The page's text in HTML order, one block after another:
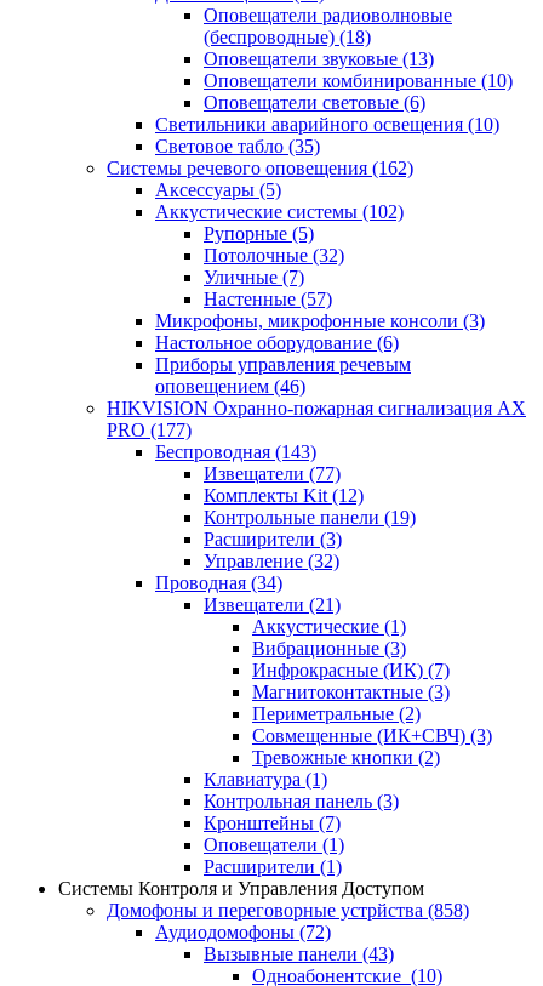
Оповещатели радиоволновые
(беспроводные) (18)
Оповещатели звуковые (13)
Оповещатели комбинированные (10)
Оповещатели световые (6)
Светильники аварийного освещения (10)
Световое табло (35)
Системы речевого оповещения (162)
Аксессуары (5)
Аккустические системы (102)
Рупорные (5)
Потолочные (32)
Уличные (7)
Настенные (57)
Микрофоны, микрофонные консоли (3)
Настольное оборудование (6)
Приборы управления речевым
оповещением (46)
HIKVISION Охранно-пожарная сигнализация AX
PRO (177)
Беспроводная (143)
Извещатели (77)
Комплекты Kit (12)
Контрольные панели (19)
Расширители (3)
Управление (32)
Проводная (34)
Извещатели (21)
Аккустические (1)
Вибрационные (3)
Инфрокрасные (ИК) (7)
Магнитоконтактные (3)
Периметральные (2)
Совмещенные (ИК+СВЧ) (3)
Тревожные кнопки (2)
Клавиатура (1)
Контрольная панель (3)
Кронштейны (7)
Оповещатели (1)
Расширители (1)
Системы Контроля и Управления Доступом
Домофоны и переговорные устрйства (858)
Аудиодомофоны (72)
Вызывные панели (43)
Одноабонентские (10)